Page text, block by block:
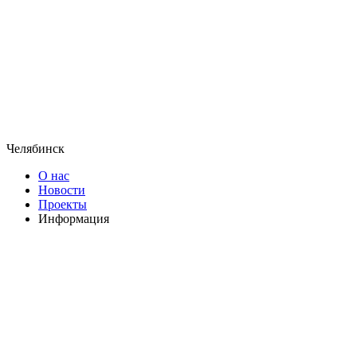
Челябинск
О нас
Новости
Проекты
Информация